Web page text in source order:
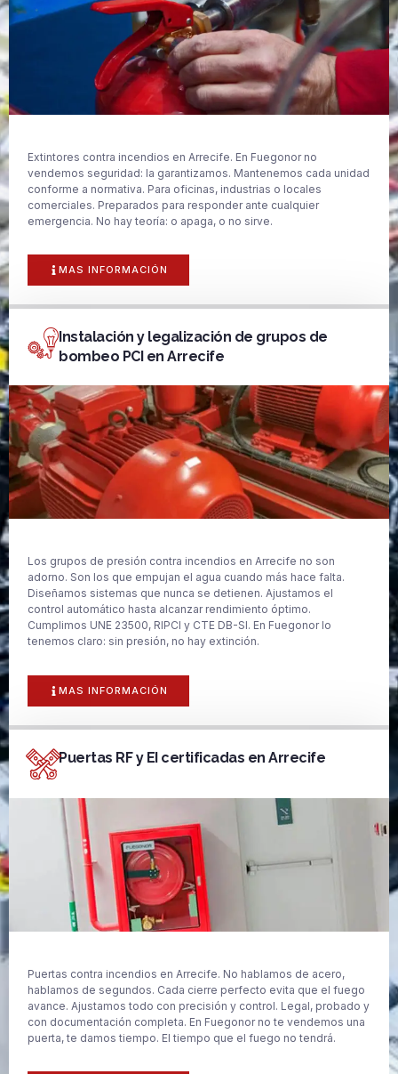
Extintores contra incendios en Arrecife. En Fuegonor no
vendemos seguridad: la garantizamos. Mantenemos cada unidad
conforme a normativa. Para oficinas, industrias o locales
comerciales. Preparados para responder ante cualquier
emergencia. No hay teoría: o apaga, o no sirve.
MAS INFORMACIÓN
Instalación y legalización de grupos de
bombeo PCI en Arrecife
Los grupos de presión contra incendios en Arrecife no son
adorno. Son los que empujan el agua cuando más hace falta.
Diseñamos sistemas que nunca se detienen. Ajustamos el
control automático hasta alcanzar rendimiento óptimo.
Cumplimos UNE 23500, RIPCI y CTE DB-SI. En Fuegonor lo
tenemos claro: sin presión, no hay extinción.
MAS INFORMACIÓN
Puertas RF y EI certificadas en Arrecife
Puertas contra incendios en Arrecife. No hablamos de acero,
hablamos de segundos. Cada cierre perfecto evita que el fuego
avance. Ajustamos todo con precisión y control. Legal, probado y
con documentación completa. En Fuegonor no te vendemos una
puerta, te damos tiempo. El tiempo que el fuego no tendrá.